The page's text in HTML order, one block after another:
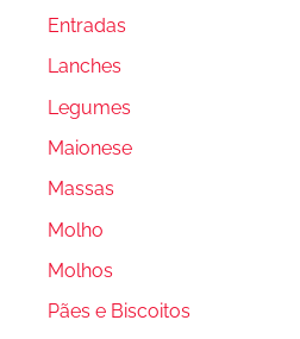
Entradas
Lanches
Legumes
Maionese
Massas
Molho
Molhos
Pães e Biscoitos